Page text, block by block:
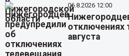
06.8.2026 12:00
отключениях
августа